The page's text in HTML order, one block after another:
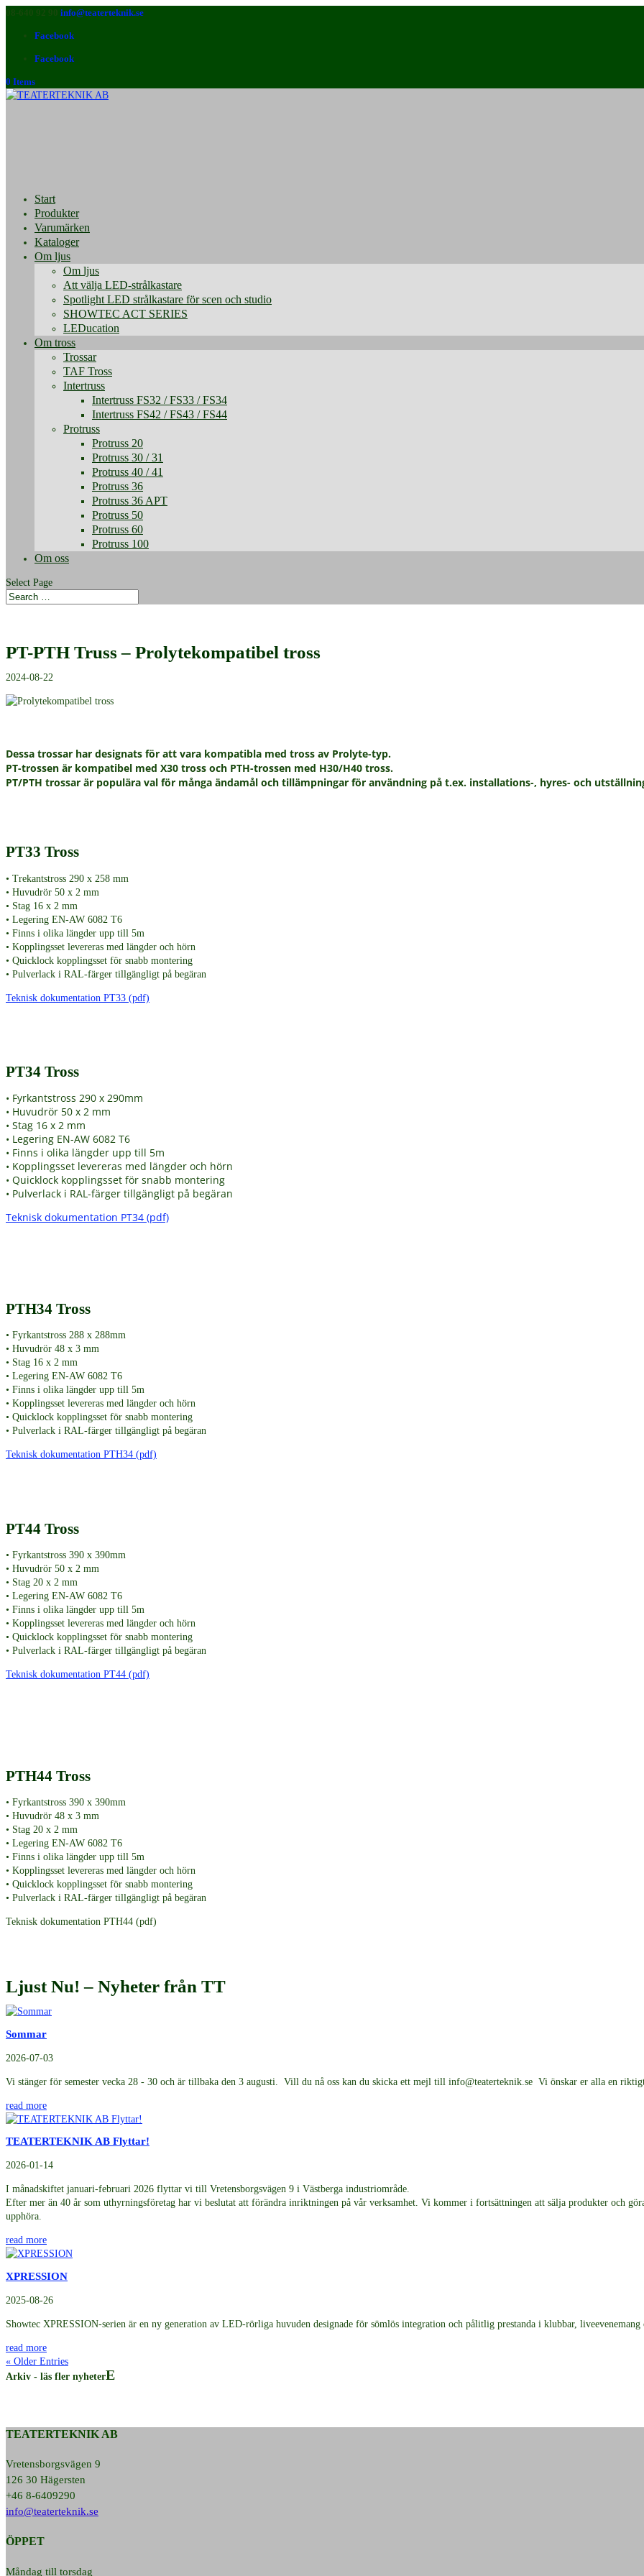
info@teaterteknik.se
Facebook
Facebook
0 Items
Start
Produkter
Varumärken
Kataloger
Om ljus
Om ljus
Att välja LED-strålkastare
Spotlight LED strålkastare för scen och studio
SHOWTEC ACT SERIES
LEDucation
Om tross
Trossar
TAF Tross
Intertruss
Intertruss FS32 / FS33 / FS34
Intertruss FS42 / FS43 / FS44
Protruss
Protruss 20
Protruss 30 / 31
Protruss 40 / 41
Protruss 36
Protruss 36 APT
Protruss 50
Protruss 60
Protruss 100
Om oss
Select Page
PT-PTH Truss – Prolytekompatibel tross
2024-08-22
Dessa trossar har designats för att vara kompatibla med tross av Prolyte-typ.
PT-trossen är kompatibel med X30 tross och PTH-trossen med H30/H40 tross.
PT/PTH trossar är populära val för många ändamål och tillämpningar för användning på t.ex. installations-, hyres- och
PT33 Tross
• Trekantstross 290 x 258 mm
• Huvudrör 50 x 2 mm
• Stag 16 x 2 mm
• Legering EN-AW 6082 T6
• Finns i olika längder upp till 5m
• Kopplingsset levereras med längder och hörn
• Quicklock kopplingsset för snabb montering
• Pulverlack i RAL-färger tillgängligt på begäran
Teknisk dokumentation PT33 (pdf)
PT34 Tross
• Fyrkantstross 290 x 290mm
• Huvudrör 50 x 2 mm
• Stag 16 x 2 mm
• Legering EN-AW 6082 T6
• Finns i olika längder upp till 5m
• Kopplingsset levereras med längder och hörn
• Quicklock kopplingsset för snabb montering
• Pulverlack i RAL-färger tillgängligt på begäran
Teknisk dokumentation PT34 (pdf)
PTH34 Tross
• Fyrkantstross 288 x 288mm
• Huvudrör 48 x 3 mm
• Stag 16 x 2 mm
• Legering EN-AW 6082 T6
• Finns i olika längder upp till 5m
• Kopplingsset levereras med längder och hörn
• Quicklock kopplingsset för snabb montering
• Pulverlack i RAL-färger tillgängligt på begäran
Teknisk dokumentation PTH34 (pdf)
PT44 Tross
• Fyrkantstross 390 x 390mm
• Huvudrör 50 x 2 mm
• Stag 20 x 2 mm
• Legering EN-AW 6082 T6
• Finns i olika längder upp till 5m
• Kopplingsset levereras med längder och hörn
• Quicklock kopplingsset för snabb montering
• Pulverlack i RAL-färger tillgängligt på begäran
Teknisk dokumentation PT44 (pdf)
PTH44 Tross
• Fyrkantstross 390 x 390mm
• Huvudrör 48 x 3 mm
• Stag 20 x 2 mm
• Legering EN-AW 6082 T6
• Finns i olika längder upp till 5m
• Kopplingsset levereras med längder och hörn
• Quicklock kopplingsset för snabb montering
• Pulverlack i RAL-färger tillgängligt på begäran
Teknisk dokumentation PTH44 (pdf)
Ljust Nu! – Nyheter från TT
Sommar
2026-07-03
Vi stänger för semester vecka 28 - 30 och är tillbaka den 3 augusti. Vill du nå oss kan du skicka ett mejl till info@teaterteknik.se Vi önskar er alla en
read more
TEATERTEKNIK AB Flyttar!
2026-01-14
I månadskiftet januari-februari 2026 flyttar vi till Vretensborgsvägen 9 i Västberga industriområde.
Efter mer än 40 år som uthyrningsföretag har vi beslutat att förändra inriktningen på vår verksamhet. Vi kommer i fortsättningen att sälja produkter och
upphöra.
read more
XPRESSION
2025-08-26
Showtec XPRESSION-serien är en ny generation av LED-rörliga huvuden designade för sömlös integration och pålitlig prestanda i klubbar,
read more
« Older Entries
Arkiv - läs fler nyheter
TEATERTEKNIK AB
Vretensborgsvägen 9
126 30 Hägersten
+46 8-6409290
info@teaterteknik.se
ÖPPET
Måndag till torsdag